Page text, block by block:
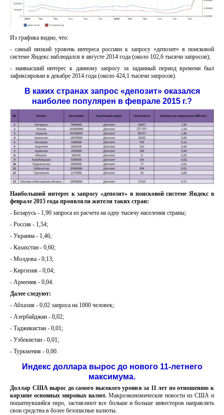
Из графика видно, что:
- самый низкий уровень интереса россиян к запросу «депозит» в поисковой
системе Яндекс наблюдался в августе 2014 года (около 102,6 тысячи запросов);
- наивысший интерес к данному запросу за заданный период времени был
зафиксирован в декабре 2014 года (около 424,1 тысячи запросов).
В каких странах запрос «депозит» оказался
наиболее популярен в феврале 2015 г.?
Наибольший интерес к запросу «депозит» в поисковой системе Яндекс в
феврале 2015 года проявляли жители таких стран:
- Беларусь - 1,90 запроса из расчета на одну тысячу населения страны;
- Россия - 1,54;
- Украина - 1,46;
- Казахстан - 0,60;
- Молдова - 0,13;
- Киргизия - 0,04;
- Армения - 0,04.
Далее следуют:
- Абхазия - 0,02 запроса на 1000 человек;
- Азербайджан - 0,02;
- Таджикистан - 0,01;
- Узбекистан - 0,01;
- Туркмения - 0,00.
Индекс доллара вырос до нового 11-летнего
максимума.
Доллар США вырос до самого высокого уровня за 11 лет по отношению к
корзине основных мировых валют. Макроэкономические новости из США и
пошатнувшийся евро, заставляют все больше и больше инвесторов направлять
свои средства в более безопасные валюты.